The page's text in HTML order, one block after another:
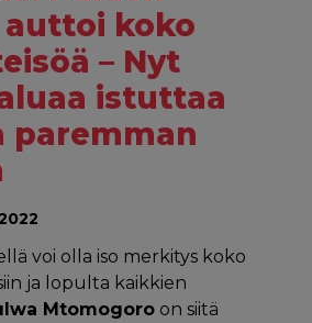
koko
– Nyt
istuttaa
paremman
voi olla iso merkitys koko
ja lopulta kaikkien
Mtomogoro on siitä